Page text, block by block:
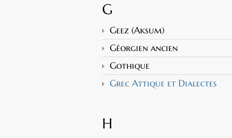
G
Geez (Aksum)
Géorgien ancien
Gothique
Grec Attique et Dialectes
H